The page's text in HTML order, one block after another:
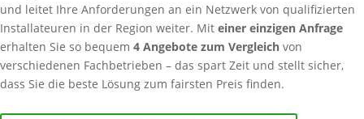
und leitet Ihre Anforderungen an ein Netzwerk von qualifizierten
Installateuren in der Region weiter. Mit einer einzigen Anfrage
erhalten Sie so bequem 4 Angebote zum Vergleich von
verschiedenen Fachbetrieben – das spart Zeit und stellt sicher,
dass Sie die beste Lösung zum fairsten Preis finden.